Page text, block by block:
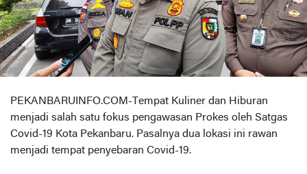
PEKANBARUINFO.COM-Tempat Kuliner dan Hiburan
menjadi salah satu fokus pengawasan Prokes oleh Satgas
Covid-19 Kota Pekanbaru. Pasalnya dua lokasi ini rawan
menjadi tempat penyebaran Covid-19.